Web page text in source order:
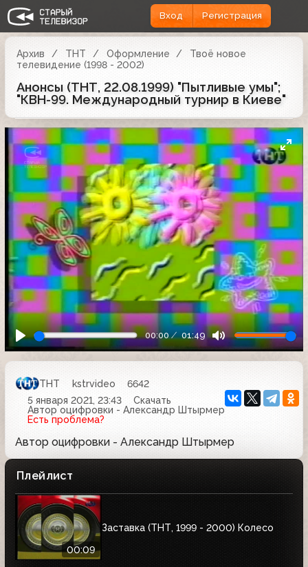
Вход Регистрация
Архив ТНТ Оформление
Твоё новое
телевидение (1998 - 2002)
Анонсы (ТНТ, 22.08.1999) "Пытливые умы";
"КВН-99. Международный турнир в Киеве"
00:00 01:49
ТНТ kstrvideo
6642
5 января 2021, 23:43
Скачать
Автор оцифровки - Александр Штырмер
Есть проблема?
Автор оцифровки - Александр Штырмер
Плейлист
00:09
Заставка (ТНТ, 1999 - 2000) Колесо